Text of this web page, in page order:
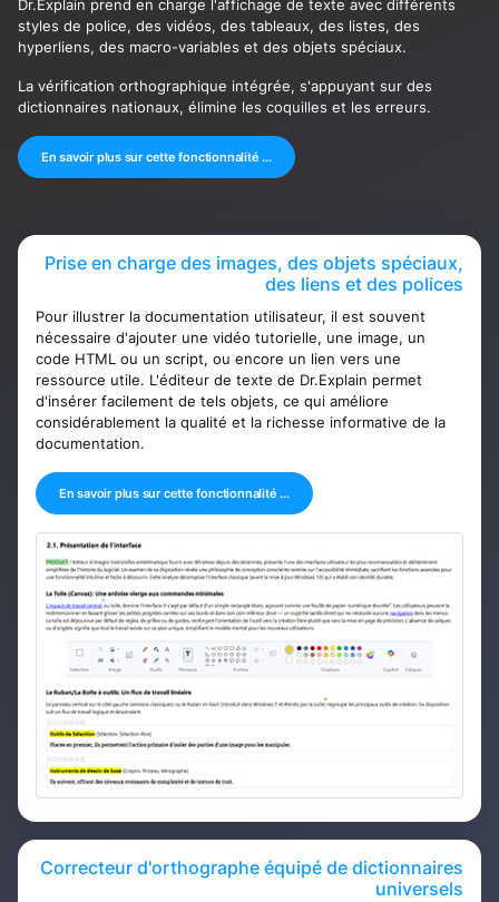
Dr.Explain prend en charge l'affichage de texte avec différents
styles de police, des vidéos, des tableaux, des listes, des
hyperliens, des macro-variables et des objets spéciaux.
La vérification orthographique intégrée, s'appuyant sur des
dictionnaires nationaux, élimine les coquilles et les erreurs.
En savoir plus sur cette fonctionnalité ...
Prise en charge des images, des objets spéciaux,
des liens et des polices
Pour illustrer la documentation utilisateur, il est souvent
nécessaire d'ajouter une vidéo tutorielle, une image, un
code HTML ou un script, ou encore un lien vers une
ressource utile. L'éditeur de texte de Dr.Explain permet
d'insérer facilement de tels objets, ce qui améliore
considérablement la qualité et la richesse informative de la
documentation.
En savoir plus sur cette fonctionnalité ...
Correcteur d'orthographe équipé de dictionnaires
universels